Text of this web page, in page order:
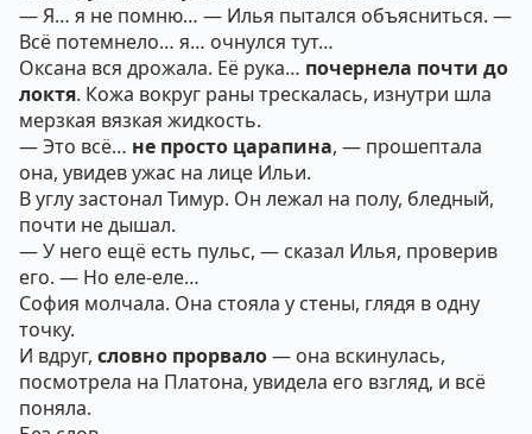
— Я… я не помню… — Илья пытался объясниться. —
Всё потемнело… я… очнулся тут…
Оксана вся дрожала. Её рука… почернела почти до
локтя. Кожа вокруг раны трескалась, изнутри шла
мерзкая вязкая жидкость.
— Это всё… не просто царапина, — прошептала
она, увидев ужас на лице Ильи.
В углу застонал Тимур. Он лежал на полу, бледный,
почти не дышал.
— У него ещё есть пульс, — сказал Илья, проверив
его. — Но еле-еле…
София молчала. Она стояла у стены, глядя в одну
точку.
И вдруг, словно прорвало— она вскинулась,
посмотрела на Платона, увидела его взгляд, и всё
поняла.